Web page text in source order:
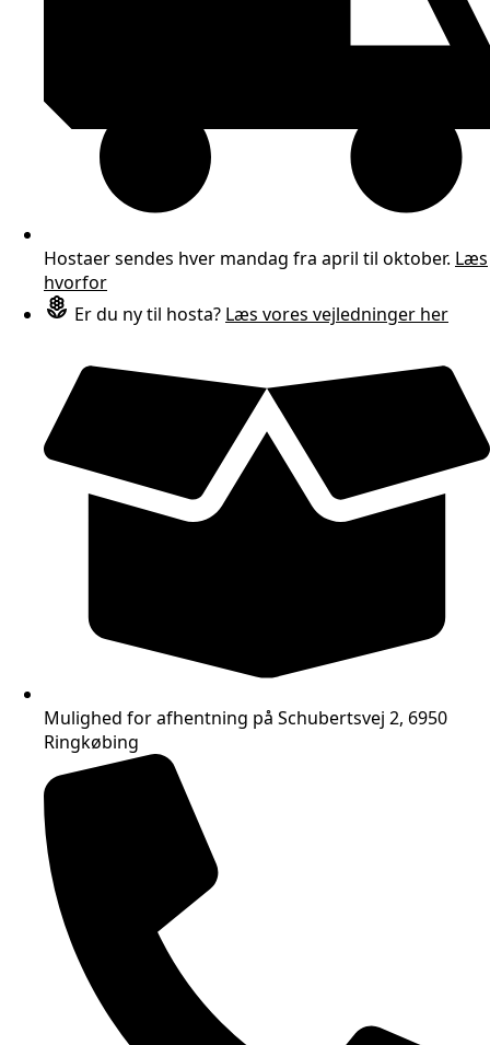
Hostaer sendes hver mandag fra april til oktober. Læs
hvorfor
Er du ny til hosta? Læs vores vejledninger her
Mulighed for afhentning på Schubertsvej 2, 6950
Ringkøbing